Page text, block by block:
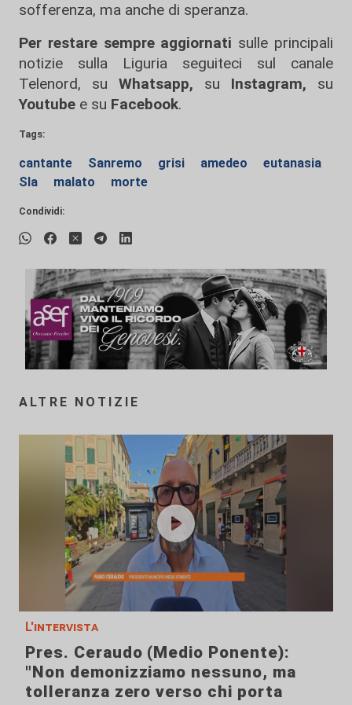
sofferenza, ma anche di speranza.
Per restare sempre aggiornati sulle principali
notizie sulla Liguria seguiteci sul canale
Telenord, su
Whatsapp, su Instagram, su
Youtube e su Facebook.
Tags:
cantante Sanremo grisi amedeo
eutanasia
Sla
malato morte
Condividi:
ALTRE NOTIZIE
L'intervista
Pres. Ceraudo (Medio Ponente):
"Non demonizziamo nessuno, ma
tolleranza zero verso chi porta